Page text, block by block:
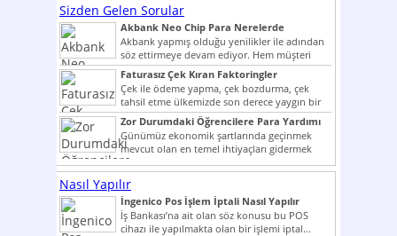
Sizden Gelen Sorular
Akbank Neo Chip Para Nerelerde
Kullanılır?
Akbank yapmış olduğu yenilikler ile adından
söz ettirmeye devam ediyor. Hem müşteri
potansiyelini arttırmak hem...
Faturasız Çek Kıran Faktoringler
Çek ile ödeme yapma, çek bozdurma, çek
tahsil etme ülkemizde son derece yaygın bir
şekilde...
Zor Durumdaki Öğrencilere Para Yardımı
Günümüz ekonomik şartlarında geçinmek
mevcut olan en temel ihtiyaçları gidermek
dahi son derece zor olmak...
Nasıl Yapılır
İngenico Pos İşlem İptali Nasıl Yapılır
İş Bankası’na ait olan söz konusu bu POS
cihazı ile yapılmakta olan bir işlemi iptal...